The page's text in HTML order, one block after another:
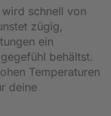
schnell von
zügig,
ein
behältst.
Temperaturen
deine